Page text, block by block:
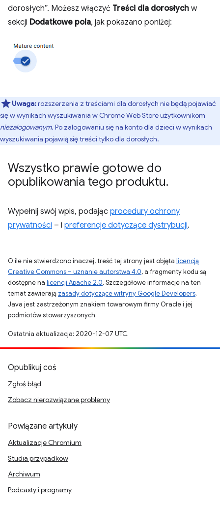
dorosłych”. Możesz włączyć Treści dla dorosłych w
sekcji Dodatkowe pola, jak pokazano poniżej:
Uwaga:rozszerzenia z treściami dla dorosłych nie będą pojawiać
się w wynikach wyszukiwania w Chrome Web Store użytkownikom
niezalogowanym. Po zalogowaniu się na konto dla dzieci w wynikach
wyszukiwania pojawią się treści tylko dla dorosłych.
Wszystko prawie gotowe do
opublikowania tego produktu.
Wypełnij swój wpis, podając procedury ochrony
prywatności – i preferencje dotyczące dystrybucji.
O ile nie stwierdzono inaczej, treść tej strony jest objęta licencją
Creative Commons – uznanie autorstwa 4.0, a fragmenty kodu są
dostępne na licencji Apache 2.0. Szczegółowe informacje na ten
temat zawierają zasady dotyczące witryny Google Developers.
Java jest zastrzeżonym znakiem towarowym firmy Oracle i jej
podmiotów stowarzyszonych.
Ostatnia aktualizacja: 2020-12-07 UTC.
Opublikuj coś
Zgłoś błąd
Zobacz nierozwiązane problemy
Powiązane artykuły
Aktualizacje Chromium
Studia przypadków
Archiwum
Podcasty i programy